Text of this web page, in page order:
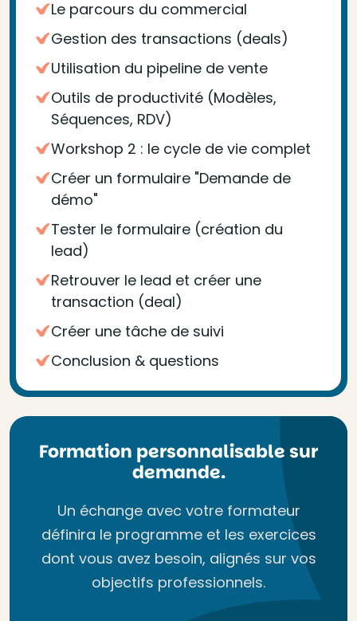
Le parcours du commercial
Gestion des transactions (deals)
Utilisation du pipeline de vente
Outils de productivité (Modèles,
Séquences, RDV)
Workshop 2 : le cycle de vie complet
Créer un formulaire "Demande de
démo"
Tester le formulaire (création du
lead)
Retrouver le lead et créer une
transaction (deal)
Créer une tâche de suivi
Conclusion & questions
Formation personnalisable sur
demande.
Un échange avec votre formateur
définira le programme et les exercices
dont vous avez besoin, alignés sur vos
objectifs professionnels.